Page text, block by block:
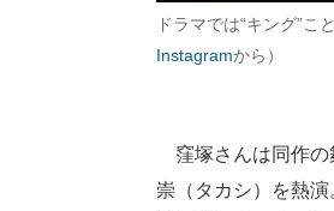
ドラマでは“キング”こ
Instagramから）
窪塚さんは同作の
崇（タカシ）を熱